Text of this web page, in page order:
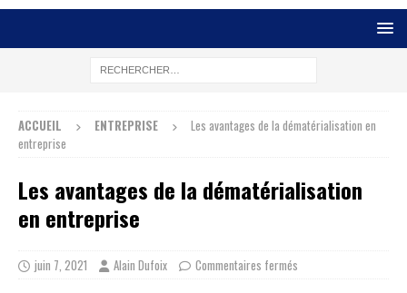
ACCUEIL ENTREPRISE
Les avantages de la dématérialisation en
entreprise
Les avantages de la dématérialisation
en entreprise
juin 7, 2021 Alain Dufoix Commentaires fermés